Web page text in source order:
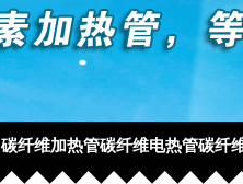
碳纤维加热管碳纤维电热管碳纤